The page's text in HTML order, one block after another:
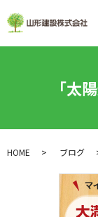
「太
HOME ブログ